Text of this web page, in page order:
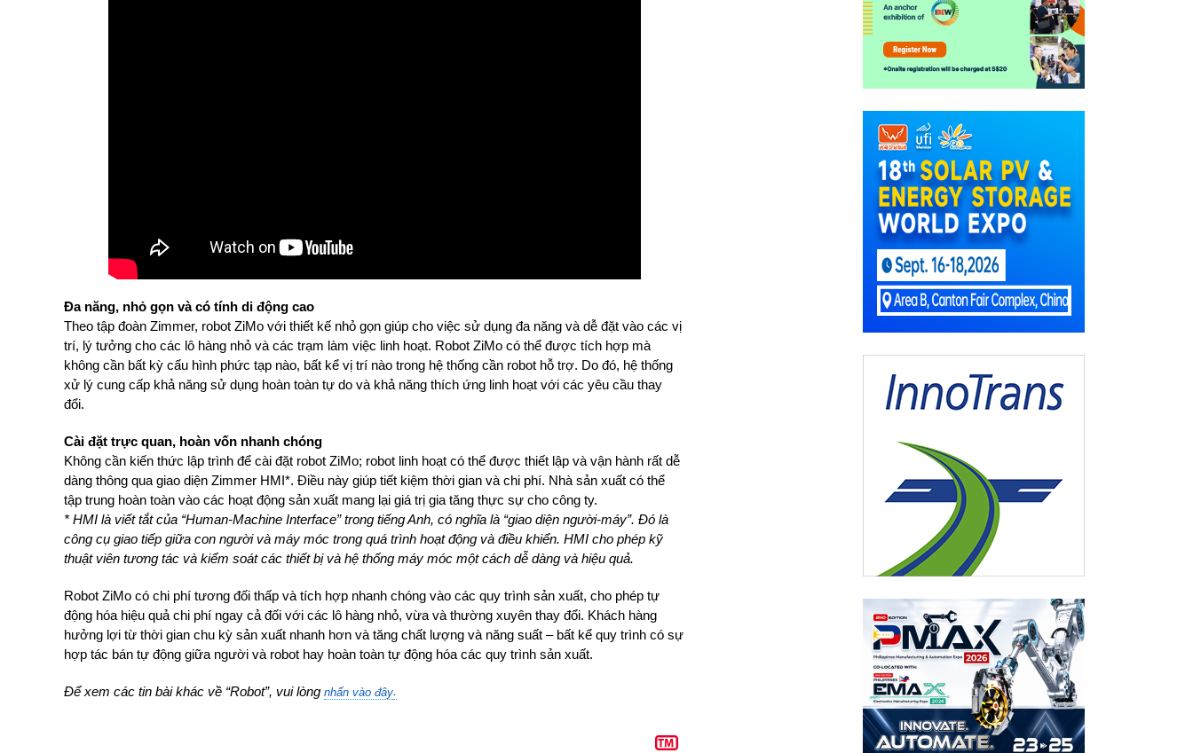
Đa năng, nhỏ gọn và có tính di động cao
Theo tập đoàn Zimmer, robot ZiMo với thiết kế nhỏ gọn giúp cho việc sử dụng đa năng và dễ đặt vào các vị
trí, lý tưởng cho các lô hàng nhỏ và các trạm làm việc linh hoạt. Robot ZiMo có thể được tích hợp mà
không cần bất kỳ cấu hình phức tạp nào, bất kể vị trí nào trong hệ thống cần robot hỗ trợ. Do đó, hệ thống
xử lý cung cấp khả năng sử dụng hoàn toàn tự do và khả năng thích ứng linh hoạt với các yêu cầu thay
đổi.
Cài đặt trực quan, hoàn vốn nhanh chóng
Không cần kiến ​​thức lập trình để cài đặt robot ZiMo; robot linh hoạt có thể được thiết lập và vận hành rất dễ
dàng thông qua giao diện Zimmer HMI*. Điều này giúp tiết kiệm thời gian và chi phí. Nhà sản xuất có thể
tập trung hoàn toàn vào các hoạt động sản xuất mang lại giá trị gia tăng thực sự cho công ty.
* HMI là viết tắt của “Human-Machine Interface” trong tiếng Anh, có nghĩa là “giao diện người-máy”. Đó là
công cụ giao tiếp giữa con người và máy móc trong quá trình hoạt động và điều khiển. HMI cho phép kỹ
thuật viên tương tác và kiểm soát các thiết bị và hệ thống máy móc một cách dễ dàng và hiệu quả.
Robot ZiMo có chi phí tương đối thấp và tích hợp nhanh chóng vào các quy trình sản xuất, cho phép tự
động hóa hiệu quả chi phí ngay cả đối với các lô hàng nhỏ, vừa và thường xuyên thay đổi. Khách hàng
hưởng lợi từ thời gian chu kỳ sản xuất nhanh hơn và tăng chất lượng và năng suất – bất kể quy trình có sự
hợp tác bán tự động giữa người và robot hay hoàn toàn tự động hóa các quy trình sản xuất.
Để xem các tin bài khác về “Robot”, vui lòng nhấn vào đây.